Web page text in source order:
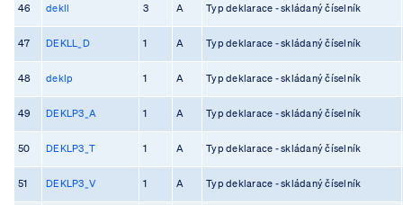
46 dekll 3 A Typ deklarace - skládaný číselník
47 DEKLL_D 1 A Typ deklarace - skládaný číselník
48 deklp 1 A Typ deklarace - skládaný číselník
49 DEKLP3_A 1 A Typ deklarace - skládaný číselník
50 DEKLP3_T 1 A Typ deklarace - skládaný číselník
51 DEKLP3_V 1 A Typ deklarace - skládaný číselník